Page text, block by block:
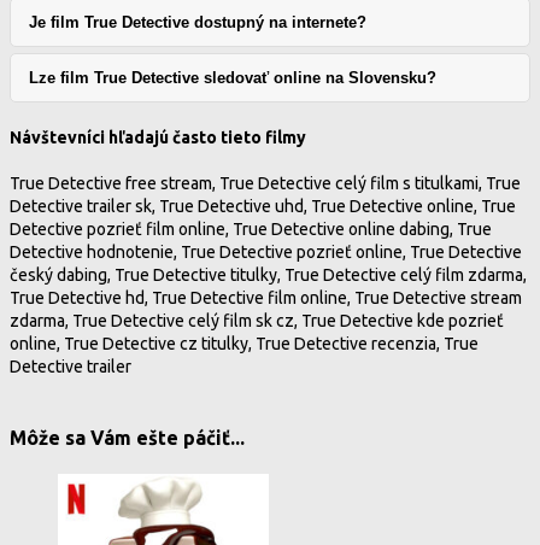
Je film True Detective dostupný na internete?
Lze film True Detective sledovať online na Slovensku?
Návštevníci hľadajú často tieto filmy
True Detective free stream, True Detective celý film s titulkami, True
Detective trailer sk, True Detective uhd, True Detective online, True
Detective pozrieť film online, True Detective online dabing, True
Detective hodnotenie, True Detective pozrieť online, True Detective
český dabing, True Detective titulky, True Detective celý film zdarma,
True Detective hd, True Detective film online, True Detective stream
zdarma, True Detective celý film sk cz, True Detective kde pozrieť
online, True Detective cz titulky, True Detective recenzia, True
Detective trailer
Môže sa Vám ešte páčiť...